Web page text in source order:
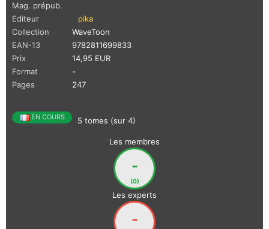
Mag. prépub.
Editeur
pika
Collection
WaveToon
EAN-13
9782811699833
Prix
14,95 EUR
Format
-
Pages
247
EN COURS 5 tomes (sur 4)
Les membres
-
(0)
Les experts
-